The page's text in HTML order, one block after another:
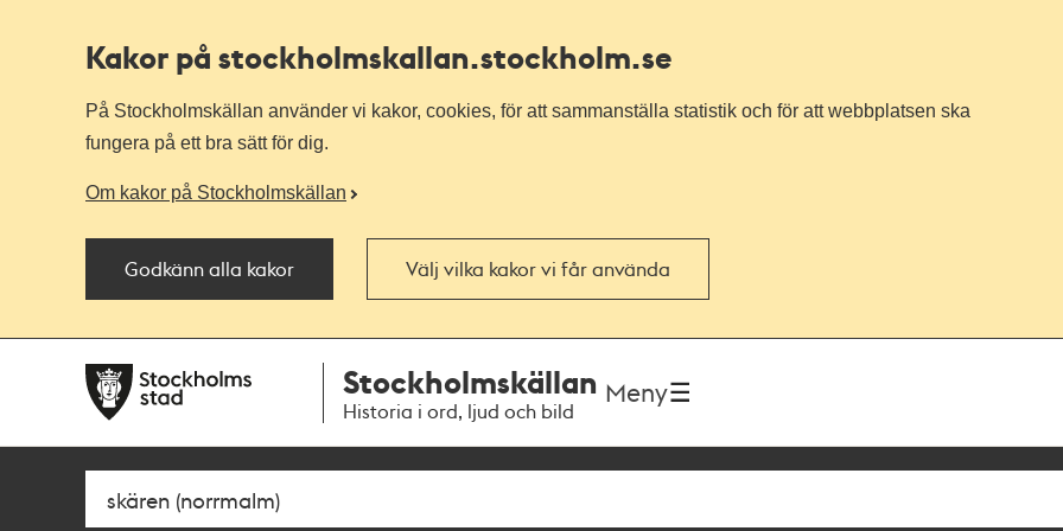
Kakor på stockholmskallan.stockholm.se
På Stockholmskällan använder vi kakor, cookies, för att sammanställa statistik och för att webbplatsen ska
fungera på ett bra sätt för dig.
Om kakor på Stockholmskällan
Godkänn alla kakor Välj vilka kakor vi får använda
navigationen
huvudinnehållet
Stockholmskällan
Historia i ord, ljud och bild
Meny
Sök